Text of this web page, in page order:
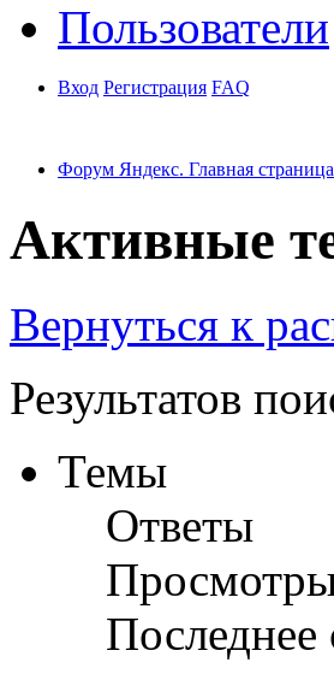
Пользователи
Вход Регистрация FAQ
Форум Яндекс. Главная
Активные
Вернуться к
Результатов
Темы
Ответы